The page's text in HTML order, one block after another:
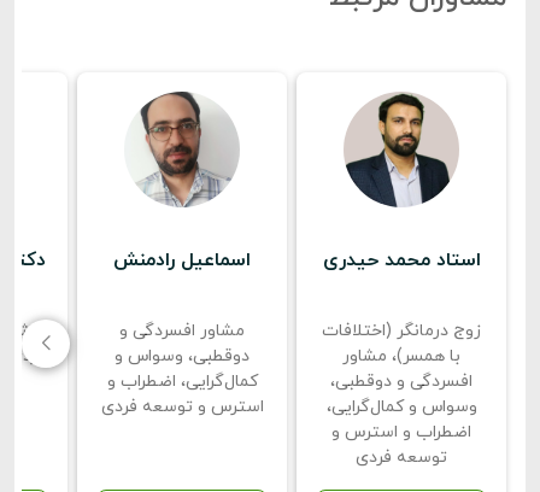
استاد محمد حیدری
زوج درمانگر (اختلافات
با همسر)، مشاور
افسردگی و دوقطبی،
وسواس و کمال‌گرایی،
اضطراب و استرس و
توسعه فردی
اسماعیل رادمنش
مشاور افسردگی و
دوقطبی، وسواس و
کمال‌گرایی، اضطراب و
استرس و توسعه فردی
دکتر